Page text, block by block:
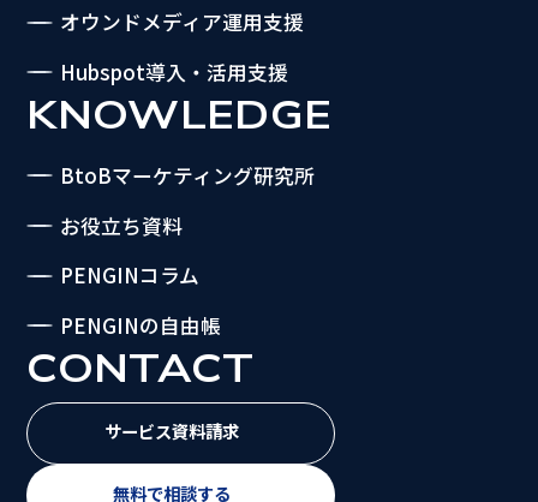
オウンドメディア運用支援
Hubspot導入・活用支援
KNOWLEDGE
BtoBマーケティング研究所
お役立ち資料
PENGINコラム
PENGINの自由帳
CONTACT
サービス資料請求
無料で相談する